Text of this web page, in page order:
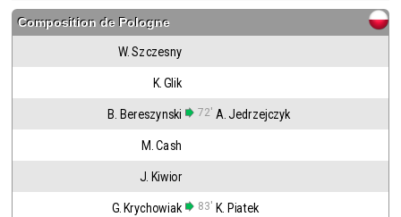
Composition de Pologne
W. Szczesny
K. Glik
B. Bereszynski 72' A. Jedrzejczyk
M. Cash
J. Kiwior
G. Krychowiak 83' K. Piatek